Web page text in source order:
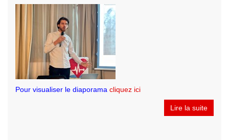
Pour visualiser le diaporama cliquez ici
Lire la suite